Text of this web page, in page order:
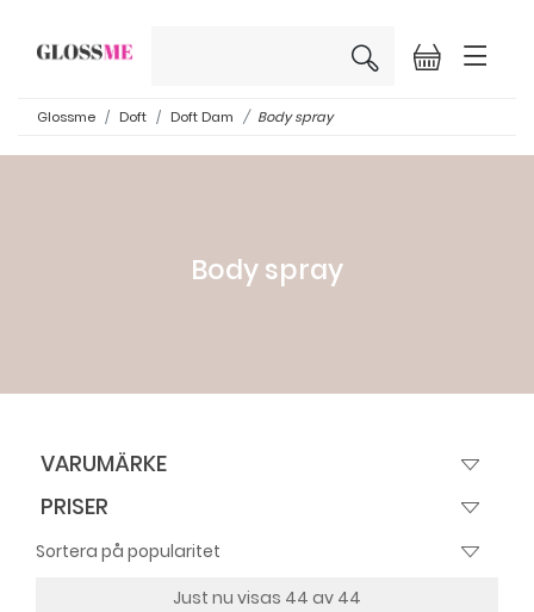
×
Glossme Doft Doft Dam Body spray
Body spray
VARUMÄRKE
PRISER
Just nu visas 44 av 44